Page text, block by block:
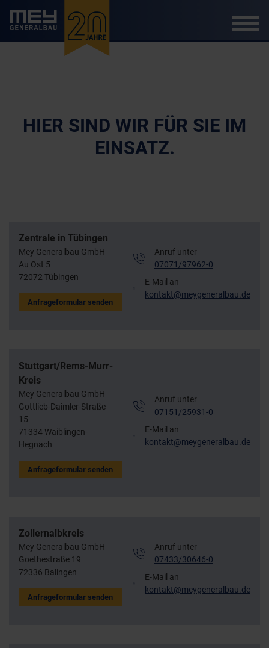
Leistungen
Referenzen
Kontakt & Standorte
HIER SIND WIR FÜR SIE IM
EINSATZ.
Zentrale in Tübingen
Mey Generalbau GmbH
Au Ost 5
72072 Tübingen
Anfrageformular senden
Anruf unter
07071/97962-0
E-Mail an
kontakt@meygeneralbau.de
Stuttgart/Rems-Murr-
Kreis
Mey Generalbau GmbH
Gottlieb-Daimler-Straße
15
71334 Waiblingen-
Hegnach
Anfrageformular senden
Anruf unter
07151/25931-0
E-Mail an
kontakt@meygeneralbau.de
Zollernalbkreis
Mey Generalbau GmbH
Goethestraße 19
72336 Balingen
Anfrageformular senden
Anruf unter
07433/30646-0
E-Mail an
kontakt@meygeneralbau.de